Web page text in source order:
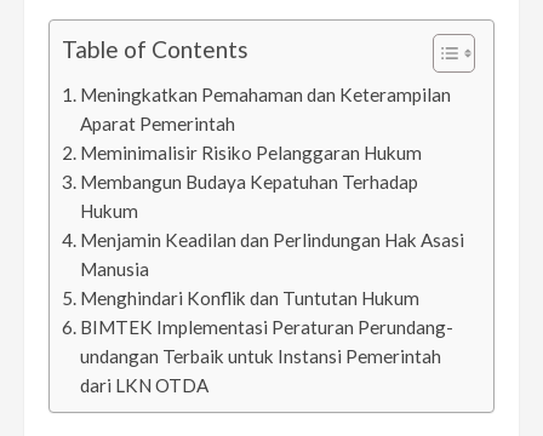
Table of Contents
Meningkatkan Pemahaman dan Keterampilan
Aparat Pemerintah
Meminimalisir Risiko Pelanggaran Hukum
Membangun Budaya Kepatuhan Terhadap
Hukum
Menjamin Keadilan dan Perlindungan Hak Asasi
Manusia
Menghindari Konflik dan Tuntutan Hukum
BIMTEK Implementasi Peraturan Perundang-
undangan Terbaik untuk Instansi Pemerintah
dari LKN OTDA